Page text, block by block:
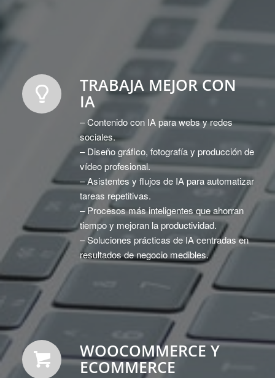
TRABAJA MEJOR CON
IA
– Contenido con IA para webs y redes
sociales.
– Diseño gráfico, fotografía y producción de
vídeo profesional.
– Asistentes y flujos de IA para automatizar
tareas repetitivas.
– Procesos más inteligentes que ahorran
tiempo y mejoran la productividad.
– Soluciones prácticas de IA centradas en
resultados de negocio medibles.
WOOCOMMERCE Y
ECOMMERCE